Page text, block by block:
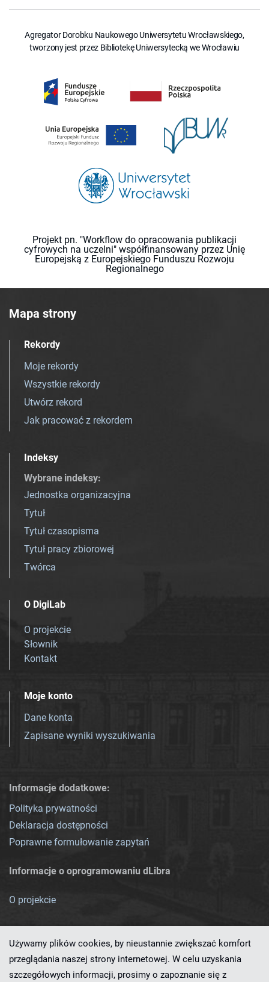
Agregator Dorobku Naukowego Uniwersytetu Wrocławskiego,
tworzony jest przez Bibliotekę Uniwersytecką we Wrocławiu
Projekt pn. "Workflow do opracowania publikacji
cyfrowych na uczelni" współfinansowany przez Unię
Europejską z Europejskiego Funduszu Rozwoju
Regionalnego
Mapa strony
Rekordy
Moje rekordy
Wszystkie rekordy
Utwórz rekord
Jak pracować z rekordem
Indeksy
Wybrane indeksy:
Jednostka organizacyjna
Tytuł
Tytuł czasopisma
Tytuł pracy zbiorowej
Twórca
O DigiLab
O projekcie
Słownik
Kontakt
Moje konto
Dane konta
Zapisane wyniki wyszukiwania
Informacje dodatkowe:
Polityka prywatności
Deklaracja dostępności
Poprawne formułowanie zapytań
Informacje o oprogramowaniu dLibra
O projekcie
Używamy plików cookies, by nieustannie zwiększać komfort
przeglądania naszej strony internetowej. W celu uzyskania
szczegółowych informacji, prosimy o zapoznanie się z